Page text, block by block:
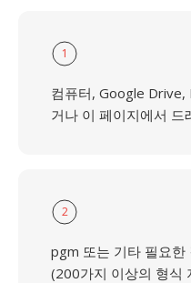
1
컴퓨터, Google
거나 이 페이지에서 드
2
pgm 또는 기타 필요한
(200가지 이상의 형식